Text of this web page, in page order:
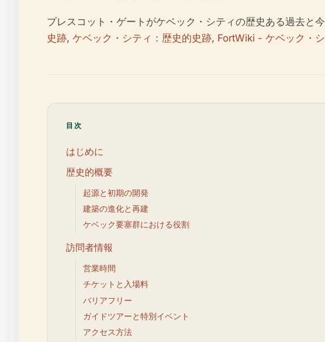
プレスコット・ゲートがケベック・シティの歴史ある過去と
史跡, ケベック・シティ：歴史的史跡, FortWiki - ケベック・
目次
はじめに
歴史的概要
起源と初期の開発
建築の進化と再建
ケベック要塞群における役割
訪問者情報
営業時間
チケットと入場料
バリアフリー
ガイドツアーと特別イベント
アクセス方法